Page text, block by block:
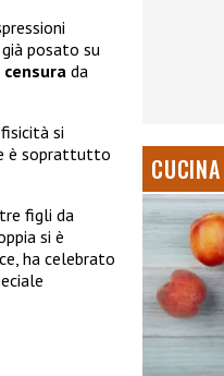
posato su
da
si
è soprattutto
figli da
si è
ha celebrato
CUCINA